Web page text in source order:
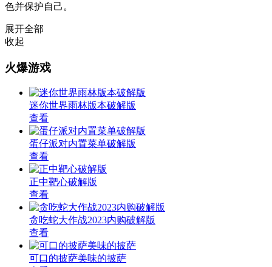
色并保护自己。
展开全部
收起
火爆游戏
迷你世界雨林版本破解版
查看
蛋仔派对内置菜单破解版
查看
正中靶心破解版
查看
贪吃蛇大作战2023内购破解版
查看
可口的披萨美味的披萨